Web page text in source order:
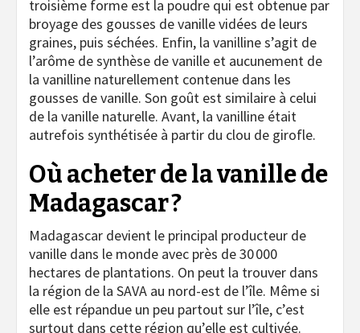
troisième forme est la poudre qui est obtenue par
broyage des gousses de vanille vidées de leurs
graines, puis séchées. Enfin, la vanilline s’agit de
l’arôme de synthèse de vanille et aucunement de
la vanilline naturellement contenue dans les
gousses de vanille. Son goût est similaire à celui
de la vanille naturelle. Avant, la vanilline était
autrefois synthétisée à partir du clou de girofle.
Où acheter de la vanille de
Madagascar ?
Madagascar devient le principal producteur de
vanille dans le monde avec près de 30 000
hectares de plantations. On peut la trouver dans
la région de la SAVA au nord-est de l’île. Même si
elle est répandue un peu partout sur l’île, c’est
surtout dans cette région qu’elle est cultivée.